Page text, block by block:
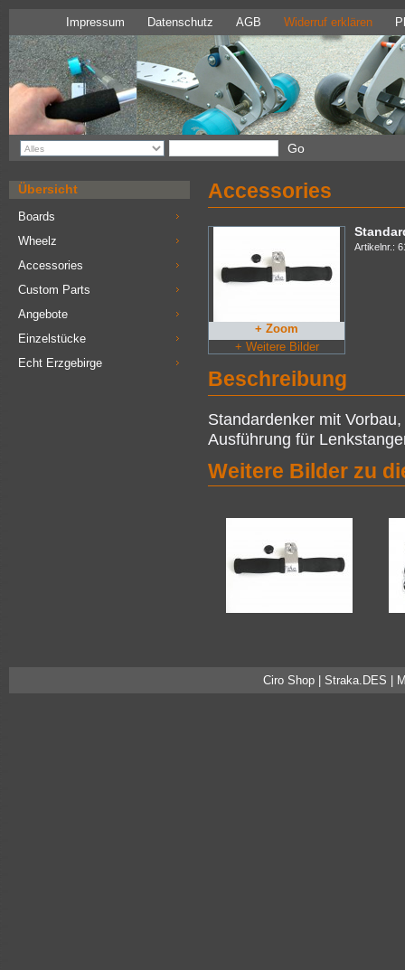
Widerruf erklären
AGB
Datenschutz
Impressum
Übersicht
Boards
Wheelz
Accessories
Custom Parts
Angebote
Einzelstücke
Echt Erzgebirge
Accessories
+ Zoom
+ Weitere Bilder
Artikelnr.:
Beschreibung
Standardenker mit
Ausführung für
Weitere Bilder zu
Ciro Shop | Straka.DES |